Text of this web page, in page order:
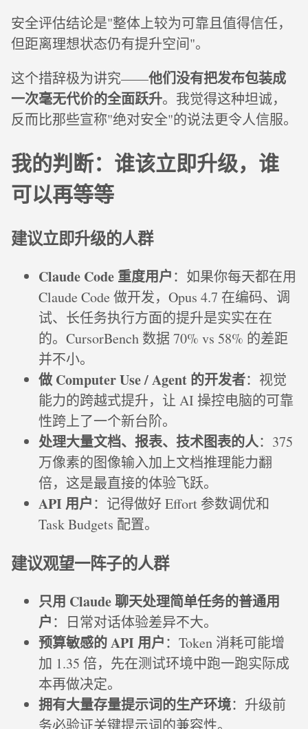
安全评估结论是"整体上较为可靠且值得信任，
但距离理想状态仍有提升空间"。
这个措辞极为讲究——他们没有把发布包装成
一次毫无代价的全面跃升。我觉得这种坦诚，
反而比那些宣称"绝对安全"的说法更令人信服。
我的判断：谁该立即升级，谁
可以再等等
建议立即升级的人群
Claude Code 重度用户：如果你每天都在用
Claude Code 做开发，Opus 4.7 在编码、调
试、长任务执行方面的提升是实实在在
的。CursorBench 数据 70% vs 58% 的差距
并不小。
做 Computer Use / Agent 的开发者：视觉
能力的跨越式提升，让 AI 操控电脑的可靠
性跨上了一个新台阶。
处理大量文档、报表、技术图表的人：375
万像素的图像输入加上文档推理能力翻
倍，这是最直接的体验飞跃。
API 用户：记得做好 Effort 参数调优和
Task Budgets 配置。
建议观望一阵子的人群
只用 Claude 聊天处理简单任务的普通用
户：日常对话体验差异不大。
预算敏感的 API 用户：Token 消耗可能增
加 1.35 倍，先在测试环境中跑一跑实际成
本再做决定。
拥有大量存量提示词的生产环境：升级前